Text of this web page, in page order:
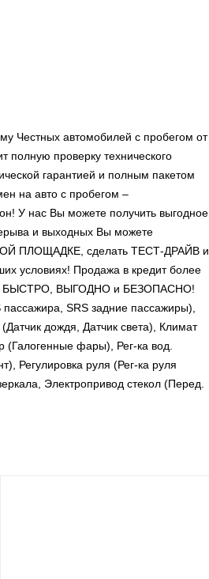
Честных автомобилей с пробегом от
проверку технического
гарантией и полным пакетом
на авто с пробегом –
Вы можете получить выгодное
и выходных Вы можете
ПЛОЩАДКЕ, сделать ТЕСТ-ДРАЙВ и
условиях! Продажа в кредит более
БЫСТРО, ВЫГОДНО и БЕЗОПАСНО!
SRS задние пассажиры),
дождя, Датчик света), Климат
фары), Рег-ка вод.
Регулировка руля (Рег-ка руля
Электропривод стекол (Перед.